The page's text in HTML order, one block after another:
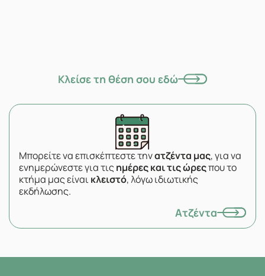
Κλείσε τη θέση σου εδώ
Μπορείτε να επισκέπτεστε τηνατζέντα μας, για να
ενημερώνεστε για τιςημέρες και τις ώρεςπου το
κτήμα μας είναικλειστό, λόγω ιδιωτικής
εκδήλωσης.
Ατζέντα